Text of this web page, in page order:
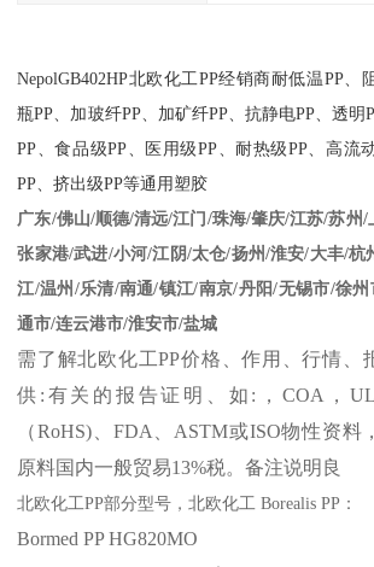
NepolGB402HP北欧化工PP经销商耐低温PP、
瓶PP、加玻纤PP、加矿纤PP、抗静电PP、透明
PP、食品级PP、医用级PP、耐热级PP、高流
PP、挤出级PP等通用塑胶
广东/佛山/顺德/清远/江门/珠海/肇庆/江苏/苏州/
张家港/武进/小河/江阴/太仓/扬州/淮安/大丰/杭
江/温州/乐清/南通/镇江/南京/丹阳/无锡市/徐
通市/连云港市/淮安市/盐城
需了解北欧化工PP价格、作用、行情、
供 : 有关的报告证明、如 : ， COA，UL
（RoHS)、 FDA、ASTM或ISO物性资料
原料国内一般贸易13%税。备注说明良
北欧化工PP部分型号，北欧化工 Borealis PP ：
Bormed PPHG820MO